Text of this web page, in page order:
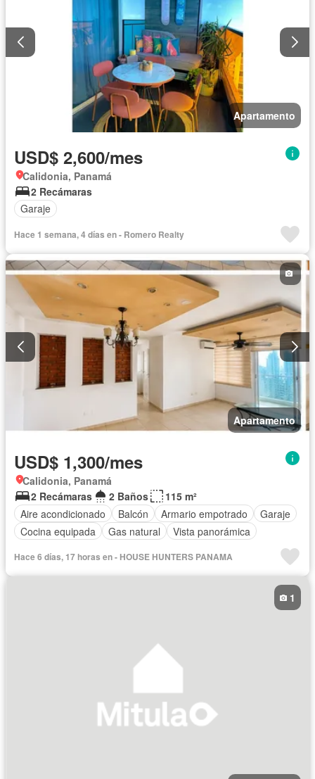
Apartamento
USD$ 2,600/mes
Calidonia, Panamá
2 Recámaras
Garaje
Hace 1 semana, 4 días en - Romero Realty
Apartamento
USD$ 1,300/mes
Calidonia, Panamá
2 Recámaras
2 Baños
115 m²
Aire acondicionado
Balcón Armario empotrado
Garaje
Cocina equipada
Gas natural Vista panorámica
Hace 6 días, 17 horas en - HOUSE HUNTERS PANAMA
1